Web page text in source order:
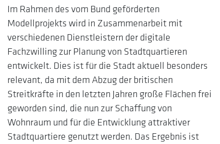
Im Rahmen des vom Bund geförderten
Modellprojekts wird in Zusammenarbeit mit
verschiedenen Dienstleistern der digitale
Fachzwilling zur Planung von Stadtquartieren
entwickelt. Dies ist für die Stadt aktuell besonders
relevant, da mit dem Abzug der britischen
Streitkräfte in den letzten Jahren große Flächen frei
geworden sind, die nun zur Schaffung von
Wohnraum und für die Entwicklung attraktiver
Stadtquartiere genutzt werden. Das Ergebnis ist